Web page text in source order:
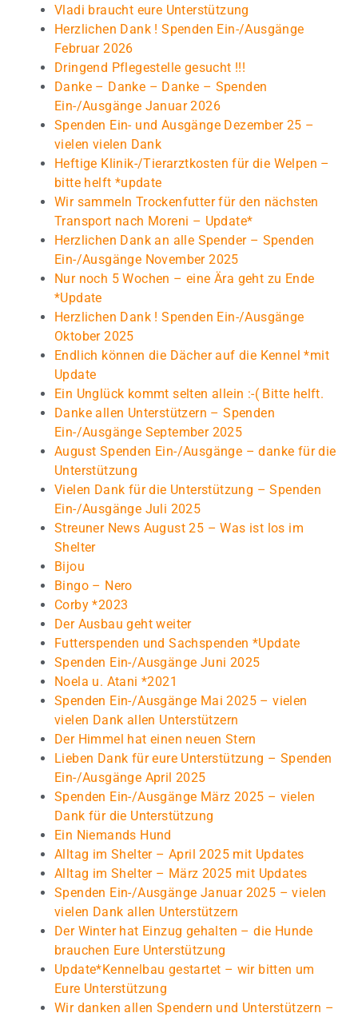
Vladi braucht eure Unterstützung
Herzlichen Dank ! Spenden Ein-/Ausgänge
Februar 2026
Dringend Pflegestelle gesucht !!!
Danke – Danke – Danke – Spenden
Ein-/Ausgänge Januar 2026
Spenden Ein- und Ausgänge Dezember 25 –
vielen vielen Dank
Heftige Klinik-/Tierarztkosten für die Welpen –
bitte helft *update
Wir sammeln Trockenfutter für den nächsten
Transport nach Moreni – Update*
Herzlichen Dank an alle Spender – Spenden
Ein-/Ausgänge November 2025
Nur noch 5 Wochen – eine Ära geht zu Ende
*Update
Herzlichen Dank ! Spenden Ein-/Ausgänge
Oktober 2025
Endlich können die Dächer auf die Kennel *mit
Update
Ein Unglück kommt selten allein :-( Bitte helft.
Danke allen Unterstützern – Spenden
Ein-/Ausgänge September 2025
August Spenden Ein-/Ausgänge – danke für die
Unterstützung
Vielen Dank für die Unterstützung – Spenden
Ein-/Ausgänge Juli 2025
Streuner News August 25 – Was ist los im
Shelter
Bijou
Bingo – Nero
Corby *2023
Der Ausbau geht weiter
Futterspenden und Sachspenden *Update
Spenden Ein-/Ausgänge Juni 2025
Noela u. Atani *2021
Spenden Ein-/Ausgänge Mai 2025 – vielen
vielen Dank allen Unterstützern
Der Himmel hat einen neuen Stern
Lieben Dank für eure Unterstützung – Spenden
Ein-/Ausgänge April 2025
Spenden Ein-/Ausgänge März 2025 – vielen
Dank für die Unterstützung
Ein Niemands Hund
Alltag im Shelter – April 2025 mit Updates
Alltag im Shelter – März 2025 mit Updates
Spenden Ein-/Ausgänge Januar 2025 – vielen
vielen Dank allen Unterstützern
Der Winter hat Einzug gehalten – die Hunde
brauchen Eure Unterstützung
Update*Kennelbau gestartet – wir bitten um
Eure Unterstützung
Wir danken allen Spendern und Unterstützern –